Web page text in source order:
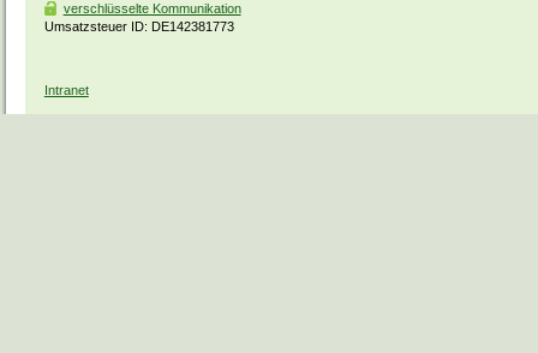
verschlüsselte Kommunikation
Umsatzsteuer ID: DE142381773
Intranet